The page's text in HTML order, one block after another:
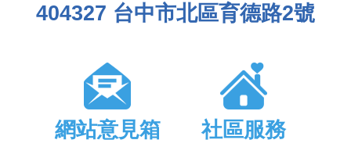
404327 台中市北區育德路2號
網站意見箱 社區服務